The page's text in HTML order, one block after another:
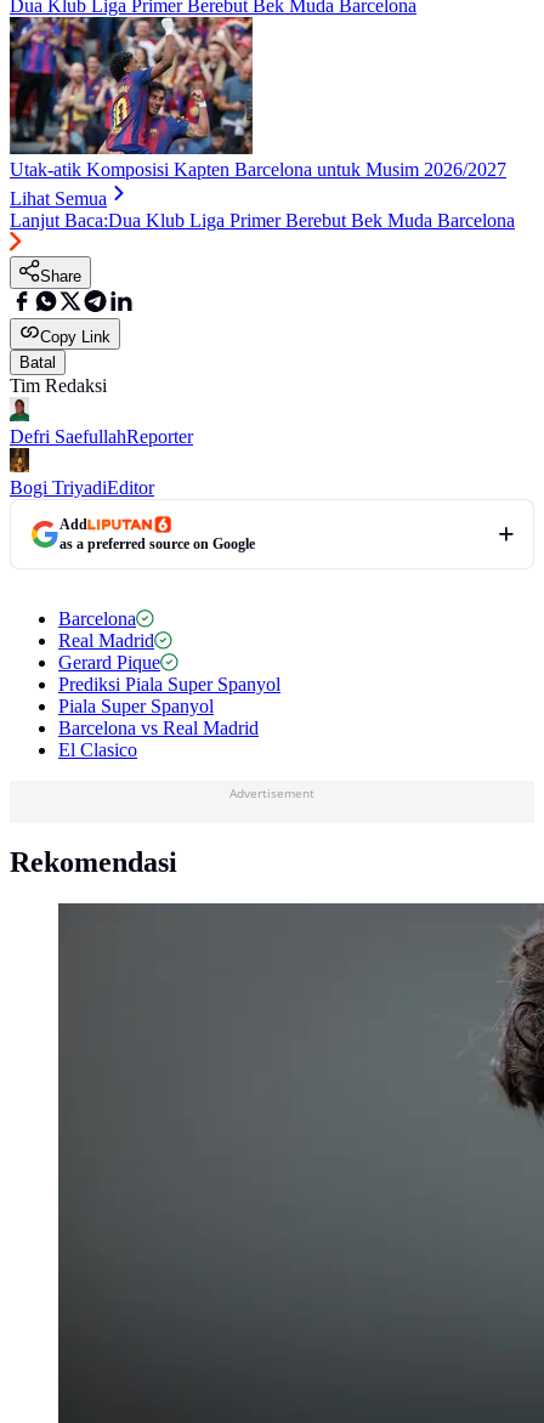
Dua Klub Liga Primer Berebut Bek Muda Barcelona
Utak-atik Komposisi Kapten Barcelona untuk Musim 2026/2027
Lihat Semua
Lanjut Baca:Dua Klub Liga Primer Berebut Bek Muda Barcelona
Share
Copy Link
Batal
Tim Redaksi
Defri SaefullahReporter
Bogi TriyadiEditor
Add
as a preferred source on Google
Barcelona
Real Madrid
Gerard Pique
Prediksi Piala Super Spanyol
Piala Super Spanyol
Barcelona vs Real Madrid
El Clasico
Advertisement
Rekomendasi